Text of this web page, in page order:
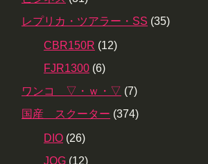
レプリカ・ツアラー・SS (35)
CBR150R (12)
FJR1300 (6)
ワンコ ▽・ｗ・▽ (7)
国産 スクーター (374)
DIO (26)
JOG (12)